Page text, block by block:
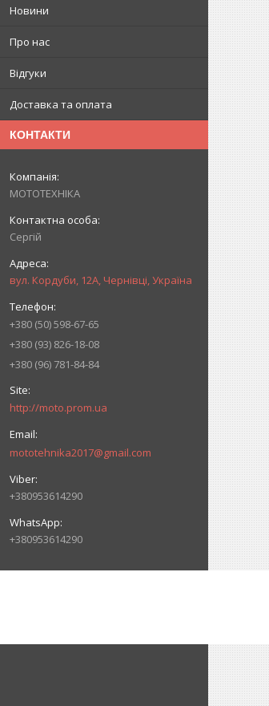
Новини
Про нас
Відгуки
Доставка та оплата
КОНТАКТИ
МОТОТЕХНІКА
Сергій
вул. Кордуби, 12А, Чернівці, Україна
+380 (50) 598-67-65
+380 (93) 826-18-08
+380 (96) 781-84-84
http://moto.prom.ua
mototehnika2017@gmail.com
+380953614290
+380953614290